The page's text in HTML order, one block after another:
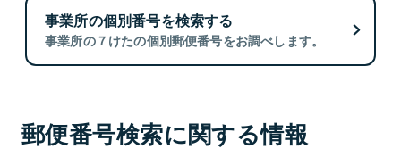
事業所の個別番号を検索する
事業所の７けたの個別郵便番号をお調べします。
郵便番号検索に関する情報